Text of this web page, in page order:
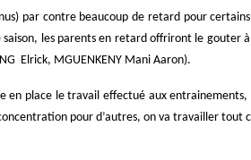
par contre beaucoup de retard pour
saison, les parents en retard offriront le gouter
Elrick, MGUENKENY Mani Aaron).
place le travail effectué aux entrainements,
pour d’autres, on va travailler tout